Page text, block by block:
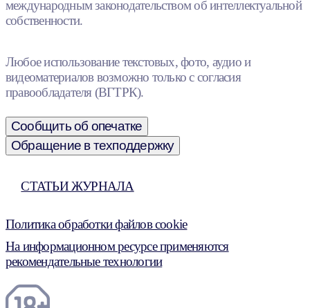
международным законодательством об интеллектуальной
собственности.
Любое использование текстовых, фото, аудио и
видеоматериалов возможно только с согласия
правообладателя (ВГТРК).
Сообщить об опечатке
Обращение в техподдержку
СТАТЬИ ЖУРНАЛА
Политика обработки файлов cookie
На информационном ресурсе применяются
рекомендательные технологии